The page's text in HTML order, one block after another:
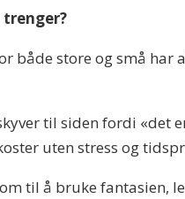
både store og små
til siden fordi «det
uten stress og
til å bruke fantasien,